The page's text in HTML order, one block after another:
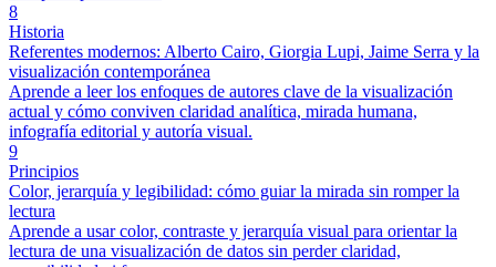
8
Historia
Referentes modernos: Alberto Cairo, Giorgia Lupi, Jaime Serra y la
visualización contemporánea
Aprende a leer los enfoques de autores clave de la visualización
actual y cómo conviven claridad analítica, mirada humana,
infografía editorial y autoría visual.
9
Principios
Color, jerarquía y legibilidad: cómo guiar la mirada sin romper la
lectura
Aprende a usar color, contraste y jerarquía visual para orientar la
lectura de una visualización de datos sin perder claridad,